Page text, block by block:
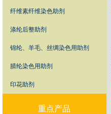
纤维素纤维染色助剂
涤纶后整助剂
锦纶、羊毛、丝绸染色用助剂
腈纶染色用助剂
印花助剂
重点产品